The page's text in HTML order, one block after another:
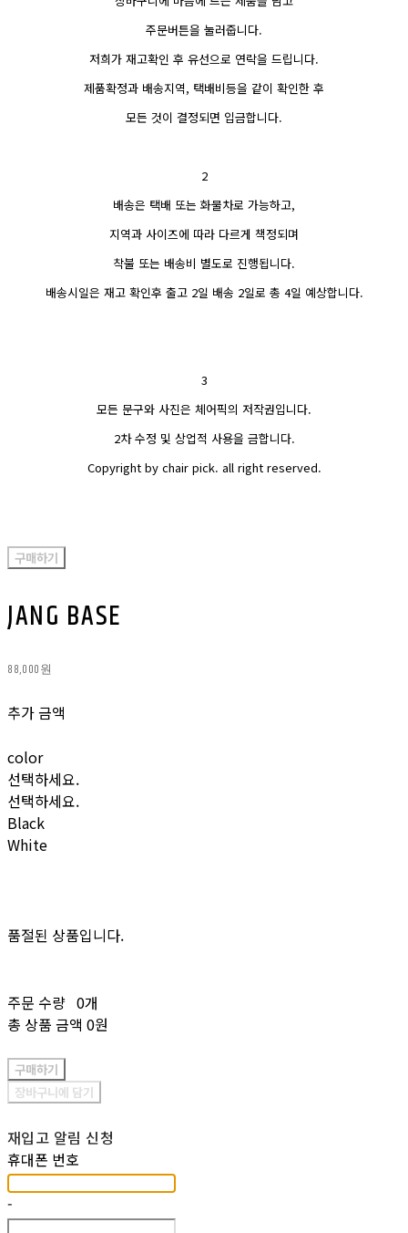
주문버튼을 눌러줍니다.
저희가 재고확인 후 유선으로 연락을 드립니다.
제품확정과 배송지역, 택배비등을 같이 확인한 후
모든 것이 결정되면 입금합니다.
2
배송은 택배 또는 화물차로 가능하고,
지역과 사이즈에 따라 다르게 책정되며
착불 또는 배송비 별도로 진행됩니다.
배송시일은 재고 확인후 출고 2일 배송 2일로 총 4일 예상합니다.
3
모든 문구와 사진은 체어픽의 저작권입니다.
2차 수정 및 상업적 사용을 금합니다.
Copyright by chair pick. all right reserved.
구매하기
JANG BASE
88,000원
추가 금액
color
선택하세요.
선택하세요.
Black
White
품절된 상품입니다.
주문 수량 0개
총 상품 금액 0원
구매하기
장바구니에 담기
재입고 알림 신청
휴대폰 번호
-